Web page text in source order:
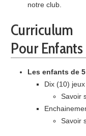
notre club.
Curriculum
Pour Enfants
Les enfants de
Dix (10)
Savoir
Savoir